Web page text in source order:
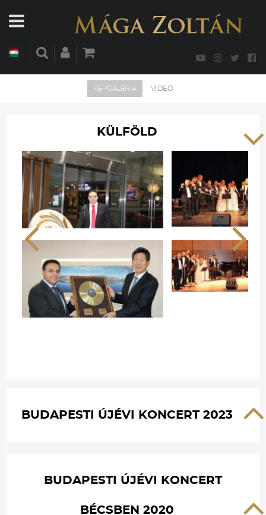
KÉPGALÉRIA VIDEÓ
KÜLFÖLD
BUDAPESTI ÚJÉVI KONCERT 2023
BUDAPESTI ÚJÉVI KONCERT
BÉCSBEN 2020